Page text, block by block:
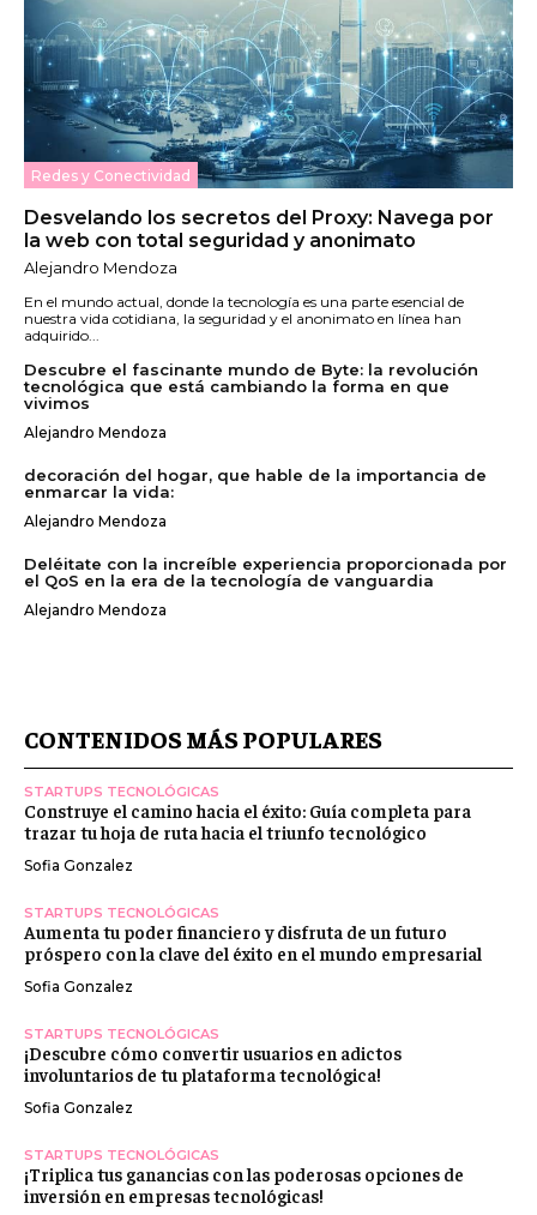
Redes y Conectividad
Desvelando los secretos del Proxy: Navega por
la web con total seguridad y anonimato
Alejandro Mendoza
En el mundo actual, donde la tecnología es una parte esencial de
nuestra vida cotidiana, la seguridad y el anonimato en línea han
adquirido...
Descubre el fascinante mundo de Byte: la revolución
tecnológica que está cambiando la forma en que
vivimos
Alejandro Mendoza
decoración del hogar, que hable de la importancia de
enmarcar la vida:
Alejandro Mendoza
Deléitate con la increíble experiencia proporcionada por
el QoS en la era de la tecnología de vanguardia
Alejandro Mendoza
CONTENIDOS MÁS POPULARES
STARTUPS TECNOLÓGICAS
Construye el camino hacia el éxito: Guía completa para
trazar tu hoja de ruta hacia el triunfo tecnológico
Sofia Gonzalez
STARTUPS TECNOLÓGICAS
Aumenta tu poder financiero y disfruta de un futuro
próspero con la clave del éxito en el mundo empresarial
Sofia Gonzalez
STARTUPS TECNOLÓGICAS
¡Descubre cómo convertir usuarios en adictos
involuntarios de tu plataforma tecnológica!
Sofia Gonzalez
STARTUPS TECNOLÓGICAS
¡Triplica tus ganancias con las poderosas opciones de
inversión en empresas tecnológicas!